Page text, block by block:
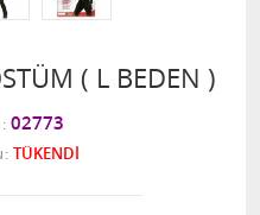
( L BEDEN )
02773
TÜKENDİ